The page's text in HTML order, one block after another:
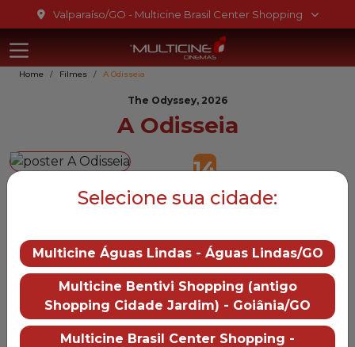
Ir para o conteúdo
Ir para o menu
Valparaíso/GO - Multicine Brasil Center Shopping
Multicine
Home Filmes A Odisseia
The Odyssey, 2026
A Odisseia
14
Gênero::Ação
Universal Pictures
Trailer
— A Odisseia
Mais informações
Selecione sua cidade:
Multicine Águas Lindas - Águas Lindas/GO
Multicine Bentivi Shopping (antigo
Shopping Cidade Jardim) - Goiânia/GO
Multicine Brasil Center Shopping -